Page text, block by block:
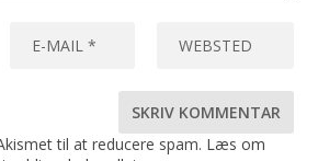
til at reducere spam. Læs om